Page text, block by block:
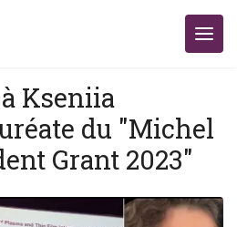
Kseniia
du "Michel
Grant 2023"